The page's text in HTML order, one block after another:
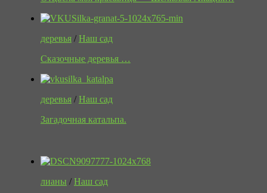
деревья /Наш сад
Сказочные деревья …
деревья /Наш сад
Загадочная катальпа.
лианы /Наш сад